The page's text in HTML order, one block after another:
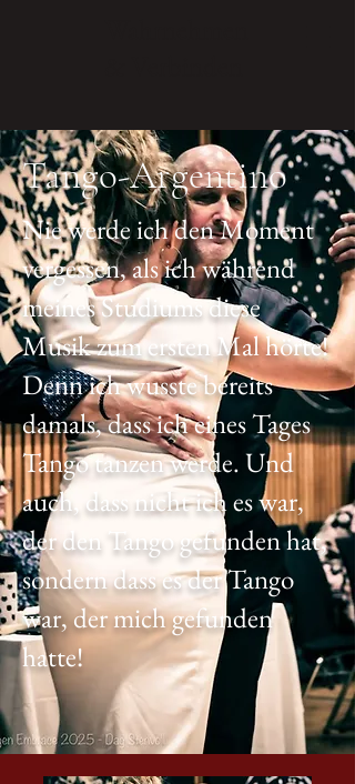
Tango-Argentino
Nie werde ich den Moment
vergessen, als ich während
meines Studiums diese
Musik zum ersten Mal hörte!
Denn ich wusste bereits
damals, dass ich eines Tages
Tango tanzen werde. Und
auch, dass nicht ich es war,
der den Tango gefunden hat,
sondern dass es der Tango
war, der mich gefunden
hatte!